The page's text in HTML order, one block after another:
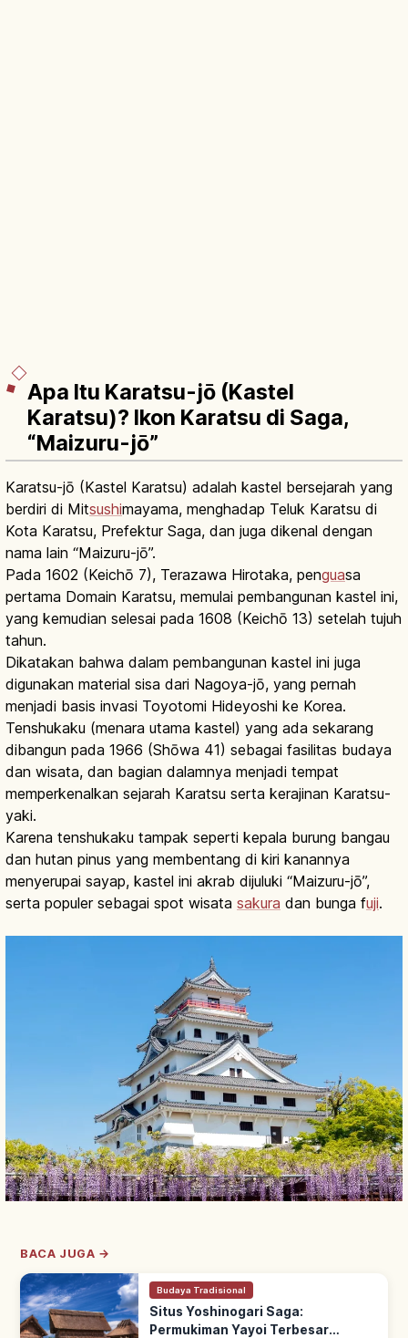
Apa Itu Karatsu-jō (Kastel
Karatsu)? Ikon Karatsu di Saga,
“Maizuru-jō”
Karatsu-jō (Kastel Karatsu) adalah kastel bersejarah yang
berdiri di Mitsushimayama, menghadap Teluk Karatsu di
Kota Karatsu, Prefektur Saga, dan juga dikenal dengan
nama lain “Maizuru-jō”.
Pada 1602 (Keichō 7), Terazawa Hirotaka, penguasa
pertama Domain Karatsu, memulai pembangunan kastel ini,
yang kemudian selesai pada 1608 (Keichō 13) setelah tujuh
tahun.
Dikatakan bahwa dalam pembangunan kastel ini juga
digunakan material sisa dari Nagoya-jō, yang pernah
menjadi basis invasi Toyotomi Hideyoshi ke Korea.
Tenshukaku (menara utama kastel) yang ada sekarang
dibangun pada 1966 (Shōwa 41) sebagai fasilitas budaya
dan wisata, dan bagian dalamnya menjadi tempat
memperkenalkan sejarah Karatsu serta kerajinan Karatsu-
yaki.
Karena tenshukaku tampak seperti kepala burung bangau
dan hutan pinus yang membentang di kiri kanannya
menyerupai sayap, kastel ini akrab dijuluki “Maizuru-jō”,
serta populer sebagai spot wisata sakura dan bunga fuji.
BACA JUGA →
Budaya Tradisional
Situs Yoshinogari Saga:
Permukiman Yayoi Terbesar